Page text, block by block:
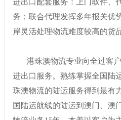
务；联合代理发挥多年报关优
岸灵活处理物流难度较高的货
港珠澳物流专业向全过客
进出口服务。熟练掌握全国陆
珠澳物流的陆运服务得到最有
国陆运航线的陆运到澳门、澳